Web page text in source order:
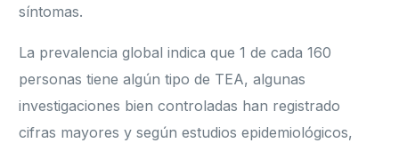
síntomas.
La prevalencia global indica que 1 de cada 160
personas tiene algún tipo de TEA, algunas
investigaciones bien controladas han registrado
cifras mayores y según estudios epidemiológicos,